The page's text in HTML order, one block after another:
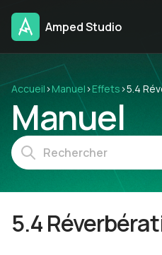
Amped Studio
Accueil ›Manuel ›Effets ›5.4
Manuel
5.4